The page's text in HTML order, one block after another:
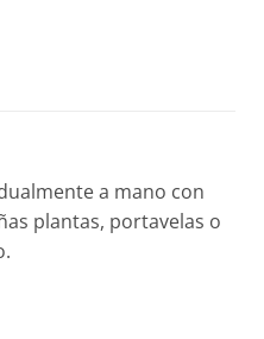
a mano con
plantas, portavelas o